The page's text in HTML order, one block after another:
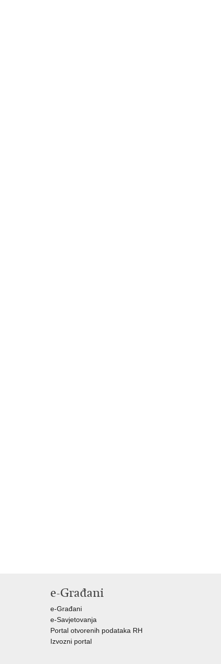
e-Građani
e-Građani
e-Savjetovanja
Portal otvorenih podataka RH
Izvozni portal